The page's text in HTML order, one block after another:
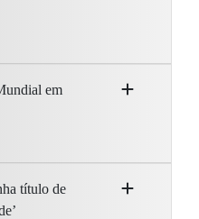
em
título de